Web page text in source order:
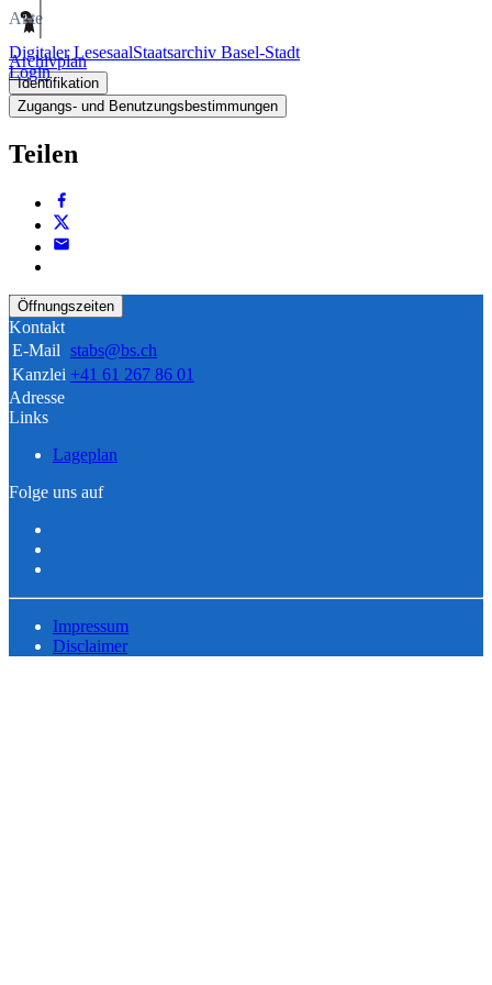
Digitaler LesesaalStaatsarchiv Basel-Stadt
Login
Akte
Archivplan
Identifikation
Zugangs- und Benutzungsbestimmungen
Teilen
Öffnungszeiten
Kontakt
E-Mail stabs@bs.ch
Kanzlei +41 61 267 86 01
Adresse
Links
Lageplan
Folge uns auf
Impressum
Disclaimer